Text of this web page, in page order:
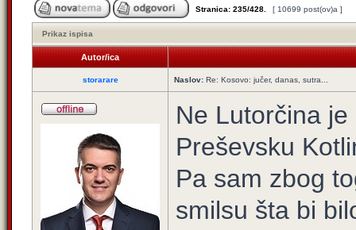
Stranica: 235/428 [ 10699 post(ov)a ]
Prikaz ispisa
Autor/ica
storarare Naslov: Re: Kosovo: jučer, danas, sutra...
Ne Lutorčina
Preševsku
Pa sam zbog
smilsu šta bi